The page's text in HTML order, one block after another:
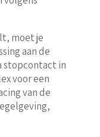
moet je
aan de
stopcontact in
voor een
van de